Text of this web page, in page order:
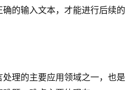
的输入文本，才能进行后续的
理的主要应用领域之一，也是